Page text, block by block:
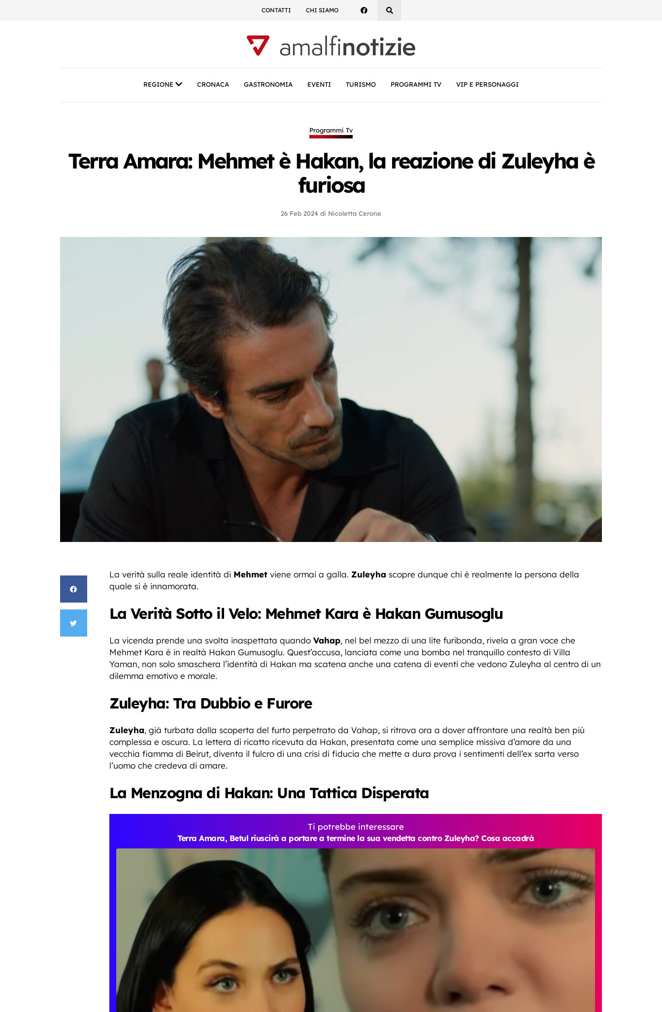
CONTATTI CHI SIAMO
REGIONE CRONACA GASTRONOMIA EVENTI TURISMO PROGRAMMI TV VIP E PERSONAGGI
Programmi Tv
Terra Amara: Mehmet è Hakan, la reazione di Zuleyha è
furiosa
26 Feb 2024 di Nicoletta Cerone
La verità sulla reale identità di Mehmet viene ormai a galla. Zuleyha scopre dunque chi è realmente la persona della
quale si è innamorata.
La Verità Sotto il Velo: Mehmet Kara è Hakan Gumusoglu
La vicenda prende una svolta inaspettata quando Vahap, nel bel mezzo di una lite furibonda, rivela a gran voce che
Mehmet Kara è in realtà Hakan Gumusoglu. Quest’accusa, lanciata come una bomba nel tranquillo contesto di Villa
Yaman, non solo smaschera l’identità di Hakan ma scatena anche una catena di eventi che vedono Zuleyha al centro di un
dilemma emotivo e morale.
Zuleyha: Tra Dubbio e Furore
Zuleyha, già turbata dalla scoperta del furto perpetrato da Vahap, si ritrova ora a dover affrontare una realtà ben più
complessa e oscura. La lettera di ricatto ricevuta da Hakan, presentata come una semplice missiva d’amore da una
vecchia fiamma di Beirut, diventa il fulcro di una crisi di fiducia che mette a dura prova i sentimenti dell’ex sarta verso
l’uomo che credeva di amare.
La Menzogna di Hakan: Una Tattica Disperata
Ti potrebbe interessare
Terra Amara, Betul riuscirà a portare a termine la sua vendetta contro Zuleyha? Cosa accadrà